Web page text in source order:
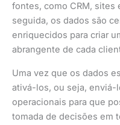
fontes, como CRM, sites
seguida, os dados são
enriquecidos para criar
abrangente de cada
Uma vez que os dados
ativá-los, ou seja, enviá-
operacionais para que
tomada de decisões em